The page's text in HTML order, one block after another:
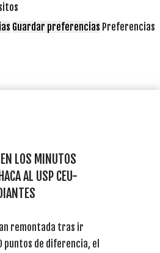
Guardar preferencias Preferencias
LOS MINUTOS
AL USP CEU-
remontada tras ir
puntos de diferencia, el